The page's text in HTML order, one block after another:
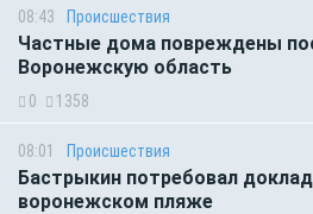
08:43 Происшествия
Частные дома повреждены
Воронежскую область
0 1358
08:01 Происшествия
Бастрыкин потребовал
воронежском пляже